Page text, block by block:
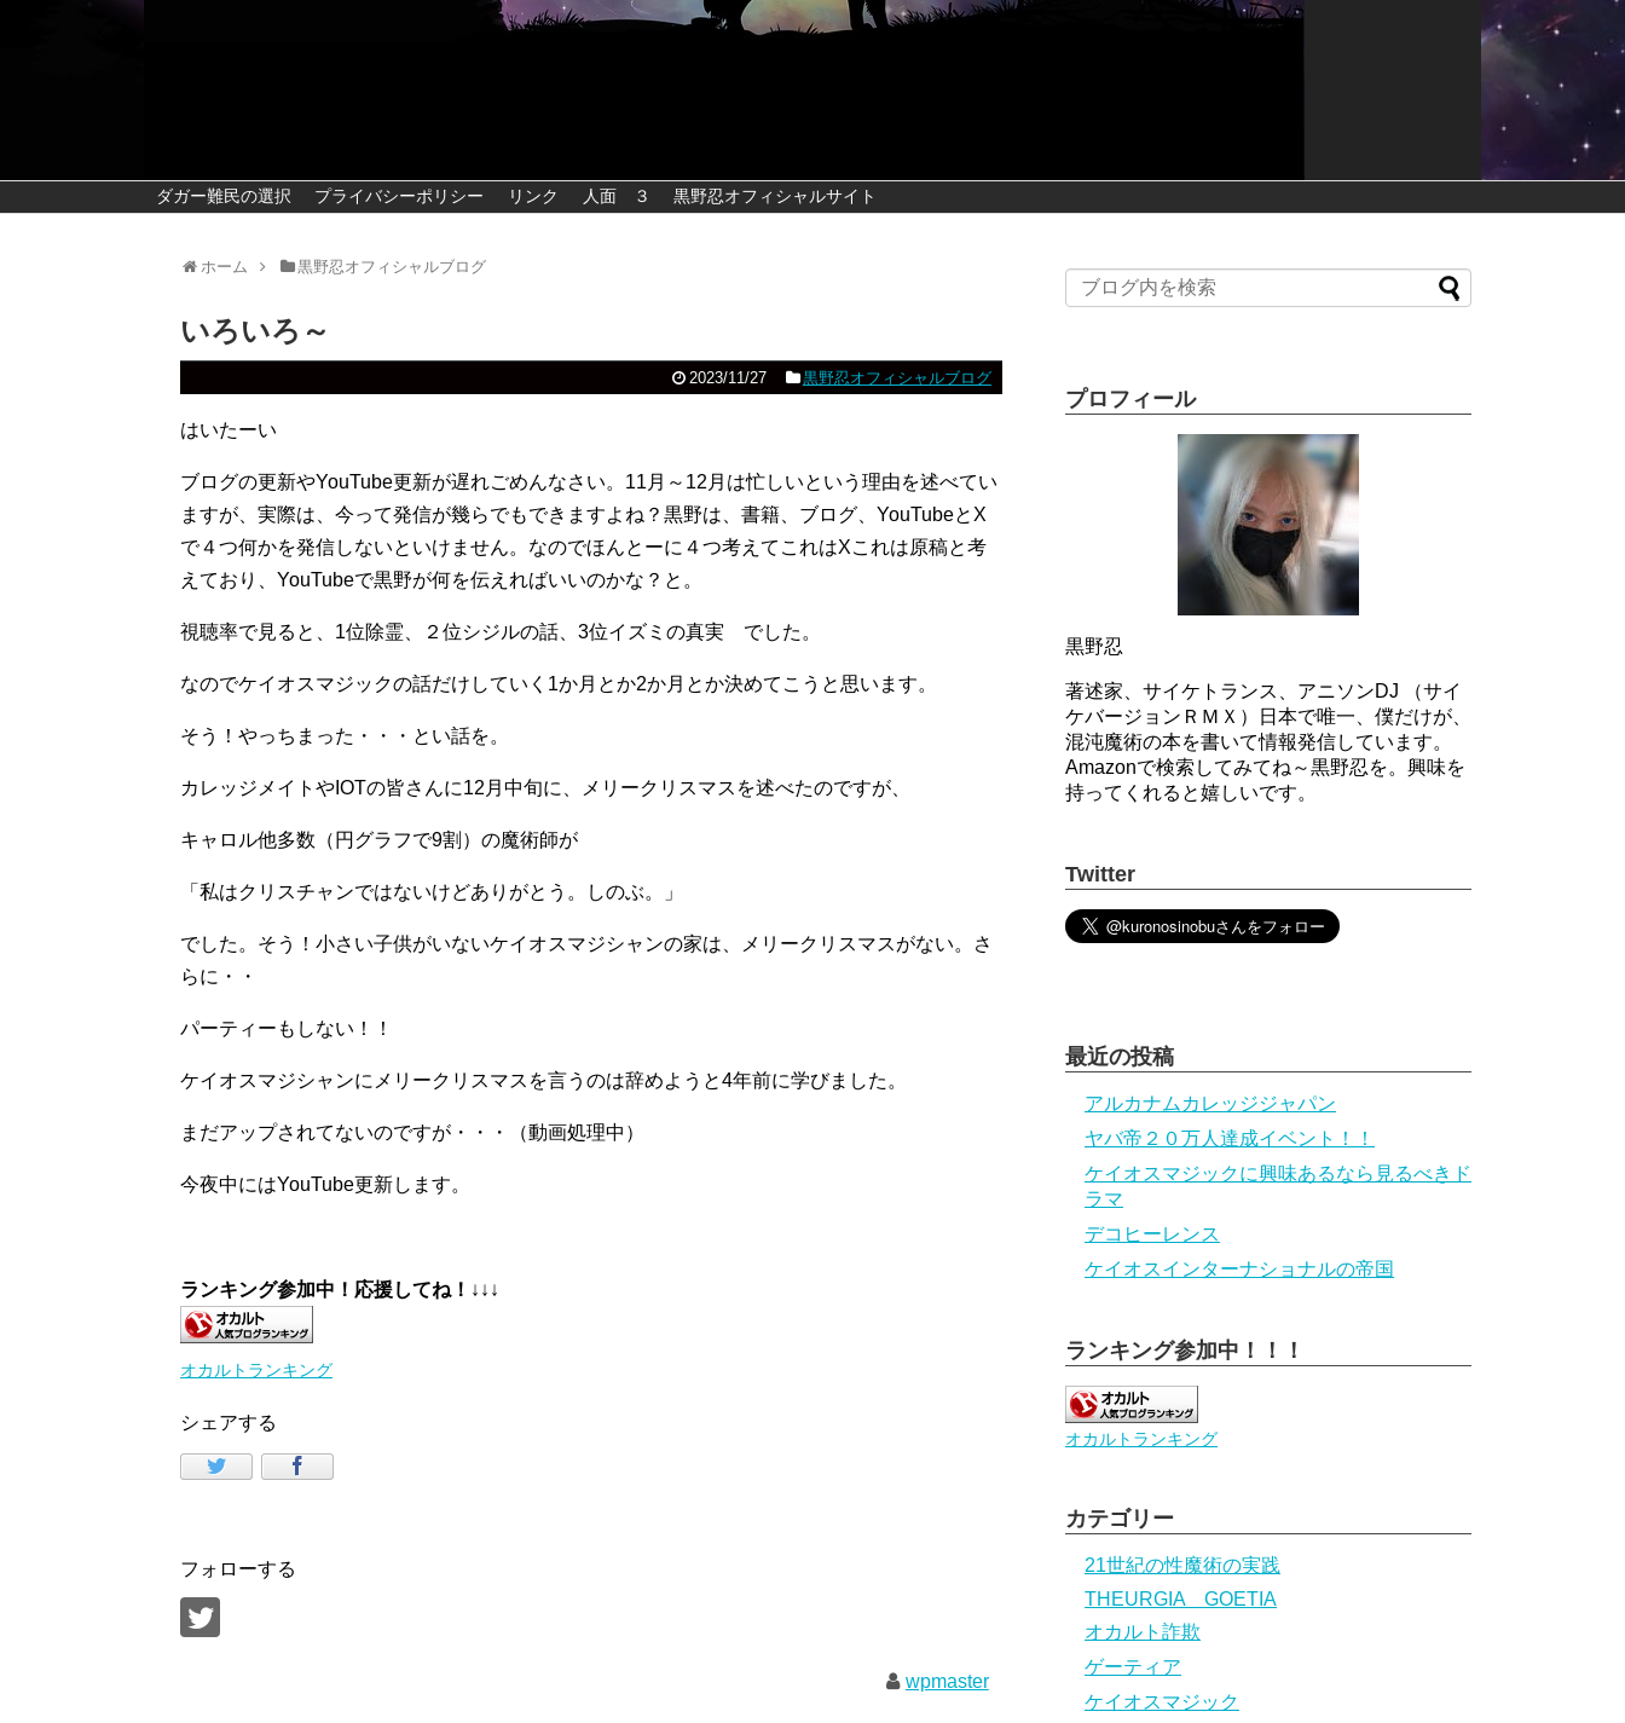
ダガー難民の選択 プライバシーポリシー リンク 人面 ３ 黒野忍オフィシャルサイト
ホーム 黒野忍オフィシャルブログ
いろいろ～
2023/11/27 黒野忍オフィシャルブログ
はいたーい
ブログの更新やYouTube更新が遅れごめんなさい。11月～12月は忙しいという理由を述べてい
ますが、実際は、今って発信が幾らでもできますよね？黒野は、書籍、ブログ、YouTubeとX
で４つ何かを発信しないといけません。なのでほんとーに４つ考えてこれはXこれは原稿と考
えており、YouTubeで黒野が何を伝えればいいのかな？と。
視聴率で見ると、1位除霊、２位シジルの話、3位イズミの真実 でした。
なのでケイオスマジックの話だけしていく1か月とか2か月とか決めてこうと思います。
そう！やっちまった・・・とい話を。
カレッジメイトやIOTの皆さんに12月中旬に、メリークリスマスを述べたのですが、
キャロル他多数（円グラフで9割）の魔術師が
「私はクリスチャンではないけどありがとう。しのぶ。」
でした。そう！小さい子供がいないケイオスマジシャンの家は、メリークリスマスがない。さ
らに・・
パーティーもしない！！
ケイオスマジシャンにメリークリスマスを言うのは辞めようと4年前に学びました。
まだアップされてないのですが・・・（動画処理中）
今夜中にはYouTube更新します。
ランキング参加中！応援してね！ ↓↓↓
オカルトランキング
シェアする
フォローする
wpmaster
プロフィール
黒野忍
著述家、サイケトランス、アニソンDJ （サイ
ケバージョンＲＭＸ）日本で唯一、僕だけが、
混沌魔術の本を書いて情報発信しています。
Amazonで検索してみてね～黒野忍を。興味を
持ってくれると嬉しいです。
Twitter
最近の投稿
アルカナムカレッジジャパン
ヤバ帝２０万人達成イベント！！
ケイオスマジックに興味あるなら見るべきド
ラマ
デコヒーレンス
ケイオスインターナショナルの帝国
ランキング参加中！！！
オカルトランキング
カテゴリー
21世紀の性魔術の実践
THEURGIA GOETIA
オカルト詐欺
ゲーティア
ケイオスマジック